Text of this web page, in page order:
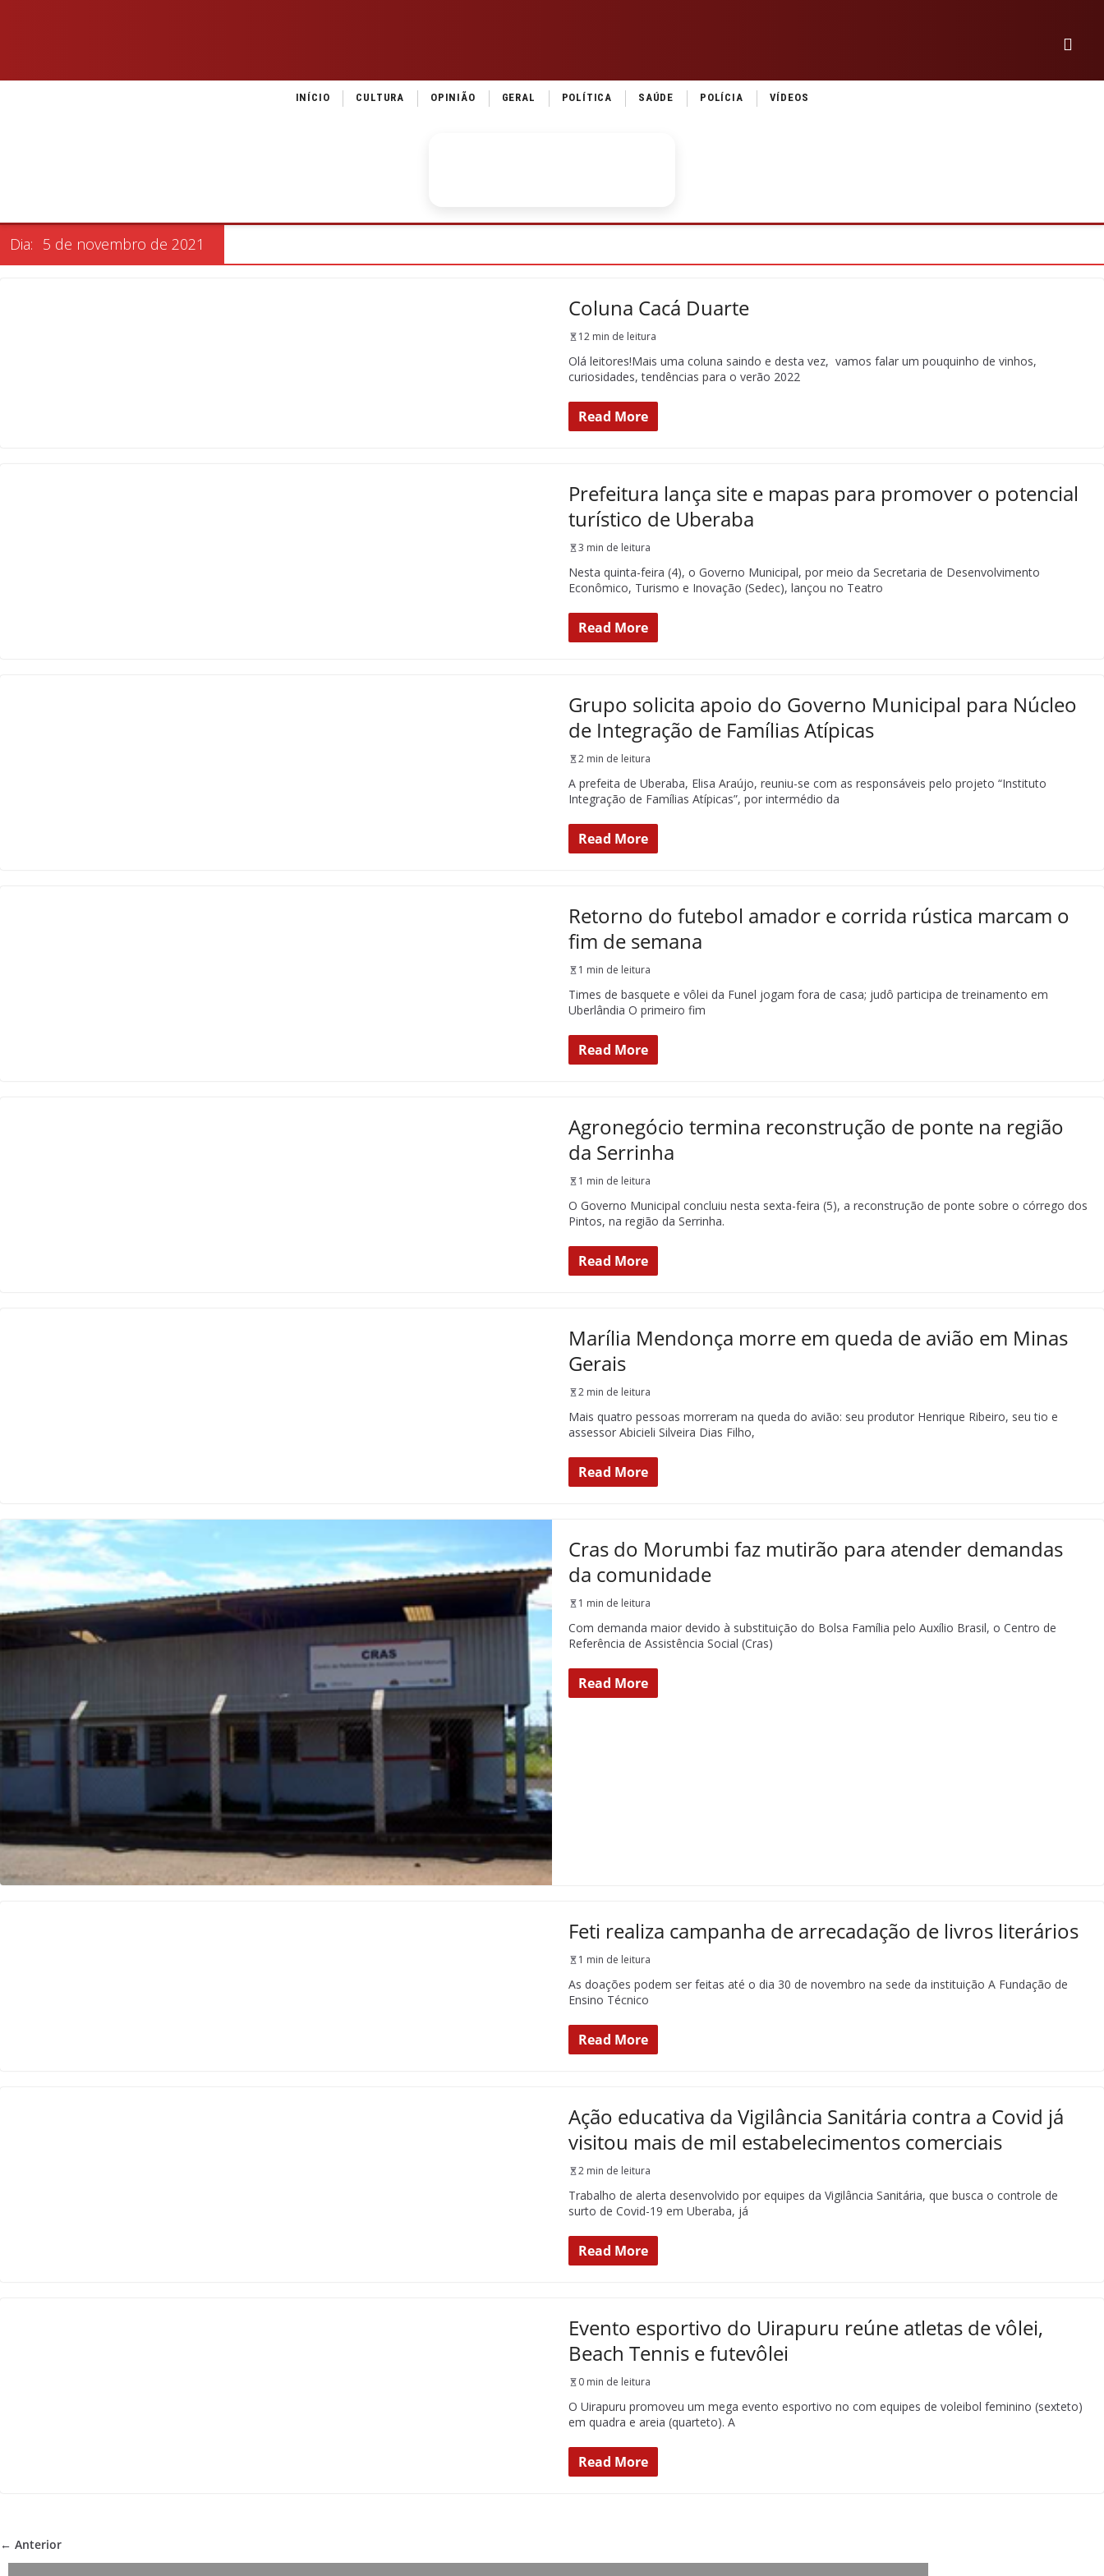
INÍCIO CULTURA OPINIÃO GERAL POLÍTICA SAÚDE POLÍCIA VÍDEOS
Dia: 5 de novembro de 2021
Coluna Cacá Duarte
12 min de leitura
Olá leitores!Mais uma coluna saindo e desta vez, vamos falar um pouquinho de vinhos,
curiosidades, tendências para o verão 2022
Read More
Prefeitura lança site e mapas para promover o potencial
turístico de Uberaba
3 min de leitura
Nesta quinta-feira (4), o Governo Municipal, por meio da Secretaria de Desenvolvimento
Econômico, Turismo e Inovação (Sedec), lançou no Teatro
Read More
Grupo solicita apoio do Governo Municipal para Núcleo
de Integração de Famílias Atípicas
2 min de leitura
A prefeita de Uberaba, Elisa Araújo, reuniu-se com as responsáveis pelo projeto “Instituto
Integração de Famílias Atípicas”, por intermédio da
Read More
Retorno do futebol amador e corrida rústica marcam o
fim de semana
1 min de leitura
Times de basquete e vôlei da Funel jogam fora de casa; judô participa de treinamento em
Uberlândia O primeiro fim
Read More
Agronegócio termina reconstrução de ponte na região
da Serrinha
1 min de leitura
O Governo Municipal concluiu nesta sexta-feira (5), a reconstrução de ponte sobre o córrego dos
Pintos, na região da Serrinha.
Read More
Marília Mendonça morre em queda de avião em Minas
Gerais
2 min de leitura
Mais quatro pessoas morreram na queda do avião: seu produtor Henrique Ribeiro, seu tio e
assessor Abicieli Silveira Dias Filho,
Read More
Cras do Morumbi faz mutirão para atender demandas
da comunidade
1 min de leitura
Com demanda maior devido à substituição do Bolsa Família pelo Auxílio Brasil, o Centro de
Referência de Assistência Social (Cras)
Read More
Feti realiza campanha de arrecadação de livros literários
1 min de leitura
As doações podem ser feitas até o dia 30 de novembro na sede da instituição A Fundação de
Ensino Técnico
Read More
Ação educativa da Vigilância Sanitária contra a Covid já
visitou mais de mil estabelecimentos comerciais
2 min de leitura
Trabalho de alerta desenvolvido por equipes da Vigilância Sanitária, que busca o controle de
surto de Covid-19 em Uberaba, já
Read More
Evento esportivo do Uirapuru reúne atletas de vôlei,
Beach Tennis e futevôlei
0 min de leitura
O Uirapuru promoveu um mega evento esportivo no com equipes de voleibol feminino (sexteto)
em quadra e areia (quarteto). A
Read More
← Anterior